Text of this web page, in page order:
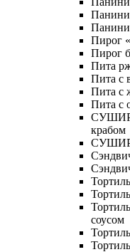
Панини
Панини
Пирог
Пирог
Пита
Пита с
Пита с
Пита с
крабом
соусом